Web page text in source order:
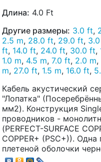
Длина: 4.0 Ft
Другие размеры: 3.0 ft,
2.5 m, 28.0 ft, 29.0 ft,
ft, 14.0 ft, 24.0 ft, 30.0 ft,
1.0 m, 4.5 m, 7.0 ft, 2.0 m,
m, 27.0 ft, 1.5 m, 16.0 ft,
Кабель акустический
"Лопатка"
мм2). Конструкция
проводников -
(PERFECT-SURFACE
COPPER+ (PSC+)).
плетеной оболочки